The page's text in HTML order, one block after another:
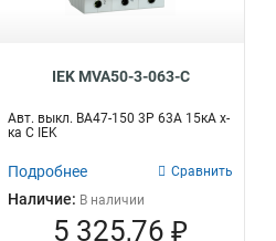
IEK MVA50-3-063-C
Авт. выкл. ВА47-150 3Р 63А 15кА х-
ка C IEK
Подробнее Сравнить
Наличие: В наличии
5 325,76 ₽